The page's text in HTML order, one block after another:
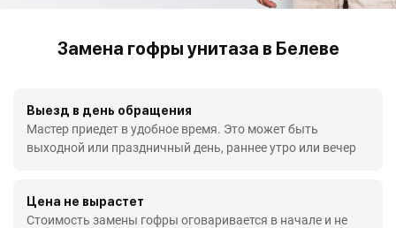
Замена гофры унитаза в Белеве
Выезд в день обращения
Мастер приедет в удобное время. Это может быть
выходной или праздничный день, раннее утро или вечер
Цена не вырастет
Стоимость замены гофры оговаривается в начале и не